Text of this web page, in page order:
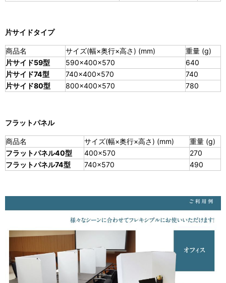
片サイドタイプ
商品名 サイズ(幅×奥行×高さ) (mm)
重量 (g)
片サイド59型
590×400×570
640
片サイド74型
740×400×570
740
片サイド80型
800×400×570 780
フラットパネル
商品名 サイズ(幅×奥行×高さ) (mm)
重量 (g)
フラットパネル40型
400×570
270
フラットパネル74型
740×570 490